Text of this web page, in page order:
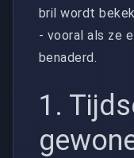
bril wordt
- vooral als ze
benaderd.
1.